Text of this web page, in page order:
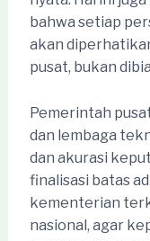
bahwa setiap
akan
pusat, bukan
Pemerintah
dan lembaga
dan akurasi
finalisasi batas
kementerian
nasional, agar